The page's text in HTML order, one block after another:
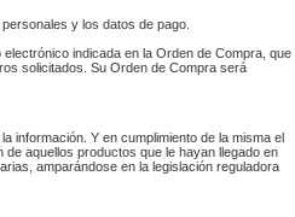
y los datos de pago.
indicada en la Orden de Compra, que
solicitados. Su Orden de Compra será
información. Y en cumplimiento de la misma el
aquellos productos que le hayan llegado en
amparándose en la legislación reguladora